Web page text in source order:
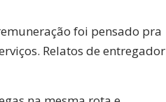
foi pensado pra
Relatos de entregador